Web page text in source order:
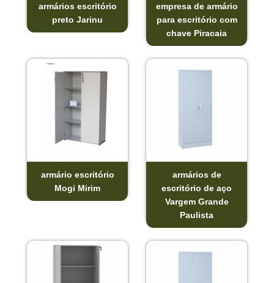
armários escritório
preto Jarinu
empresa de armário
para escritório com
chave Piracaia
armário escritório
Mogi Mirim
armários de
escritório de aço
Vargem Grande
Paulista